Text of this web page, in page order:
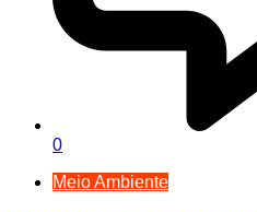
0
Meio Ambiente